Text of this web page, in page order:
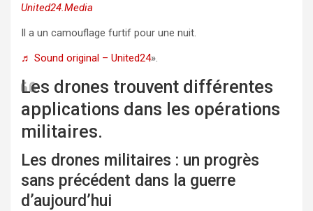
United24.Media
Il a un camouflage furtif pour une nuit.
♬ Sound original – United24».
Les drones trouvent différentes
applications dans les opérations
militaires.
Les drones militaires : un progrès
sans précédent dans la guerre
d’aujourd’hui